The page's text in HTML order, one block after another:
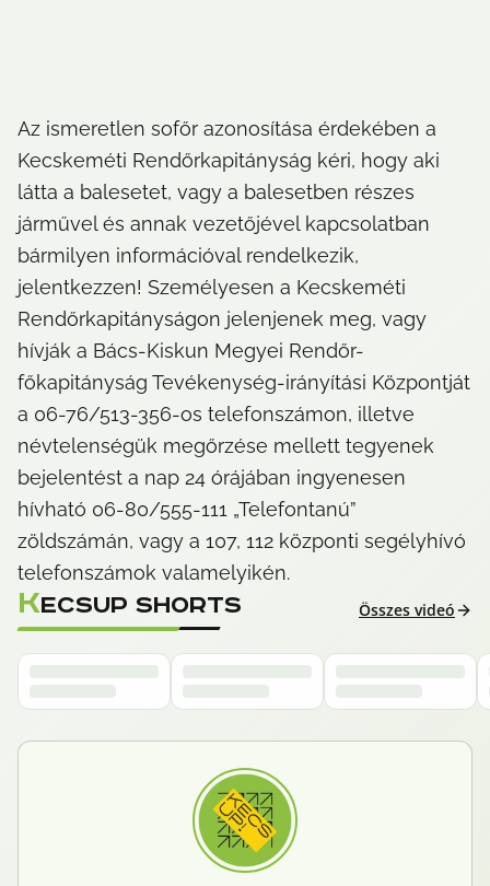
Az ismeretlen sofőr azonosítása érdekében a
Kecskeméti Rendőrkapitányság kéri, hogy aki
látta a balesetet, vagy a balesetben részes
járművel és annak vezetőjével kapcsolatban
bármilyen információval rendelkezik,
jelentkezzen! Személyesen a Kecskeméti
Rendőrkapitányságon jelenjenek meg, vagy
hívják a Bács-Kiskun Megyei Rendőr-
főkapitányság Tevékenység-irányítási Központját
a 06-76/513-356-os telefonszámon, illetve
névtelenségük megőrzése mellett tegyenek
bejelentést a nap 24 órájában ingyenesen
hívható 06-80/555-111 „Telefontanú”
zöldszámán, vagy a 107, 112 központi segélyhívó
telefonszámok valamelyikén.
KECSUP SHORTS Összes videó